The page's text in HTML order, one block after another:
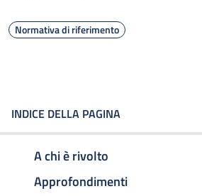
Normativa di riferimento
INDICE DELLA PAGINA
A chi è rivolto
Approfondimenti